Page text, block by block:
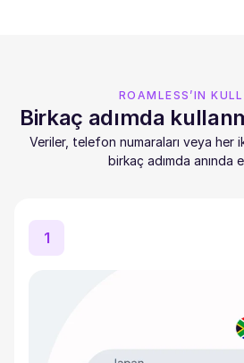
ROAMLESS’IN
Birkaç adımda
Veriler, telefon numaraları veya her
birkaç adımda anında
1